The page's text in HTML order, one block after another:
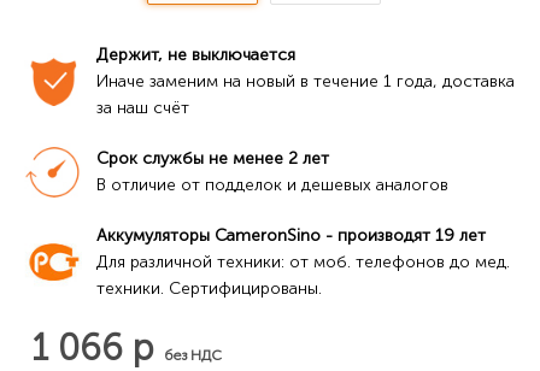
Держит, не выключается
Иначе заменим на новый в течение 1 года, доставка
за наш счёт
Срок службы не менее 2 лет
В отличие от подделок и дешевых аналогов
Аккумуляторы CameronSino - производят 19 лет
Для различной техники: от моб. телефонов до мед.
техники. Сертифицированы.
1 066 р без НДС